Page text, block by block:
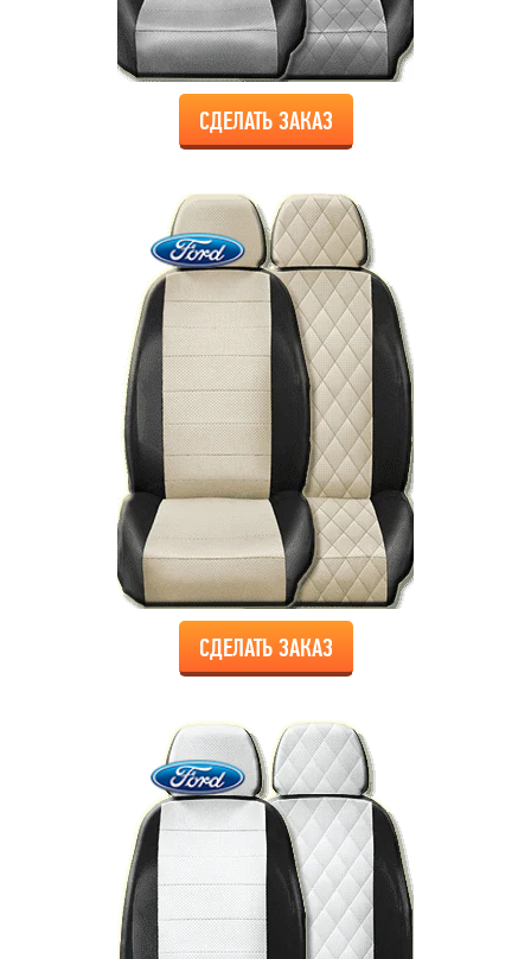
СДЕЛАТЬ ЗАКАЗ
СДЕЛАТЬ ЗАКАЗ